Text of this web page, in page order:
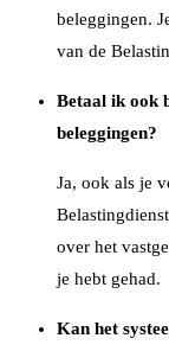
beleggingen.
van de
Betaal ik ook
beleggingen?
Ja, ook als je
over het
je hebt gehad.
Kan het